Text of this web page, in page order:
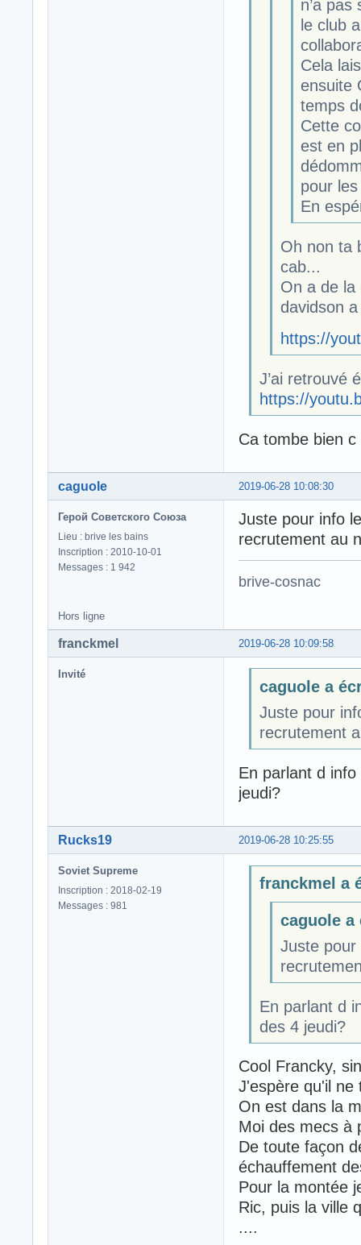
n’a
le club
Cela
ensuite
temps
Cette
est en
pour
En
Oh non ta
cab...
On a de la
davidson
https://
J’ai retrouvé
https://
Ca tombe bien
2019-06-28 10:08:30
caguole
Герой Советского Союза
Lieu : brive les bains
Inscription : 2010-10-01
Messages : 1 942
Juste pour info
recrutement au
brive-cosnac
Hors ligne
2019-06-28 10:09:58
franckmel
Invité
caguole a
Juste pour
recrutement
En parlant d
jeudi?
2019-06-28 10:25:55
Rucks19
Soviet Supreme
Inscription : 2018-02-19
Messages : 981
franckmel a
caguole a
Juste pour
En parlant d
des 4 jeudi?
Cool Francky,
J'espère qu'il ne
On est dans la
Moi des mecs à
De toute façon
échauffement
Pour la montée
Ric, puis la ville
....